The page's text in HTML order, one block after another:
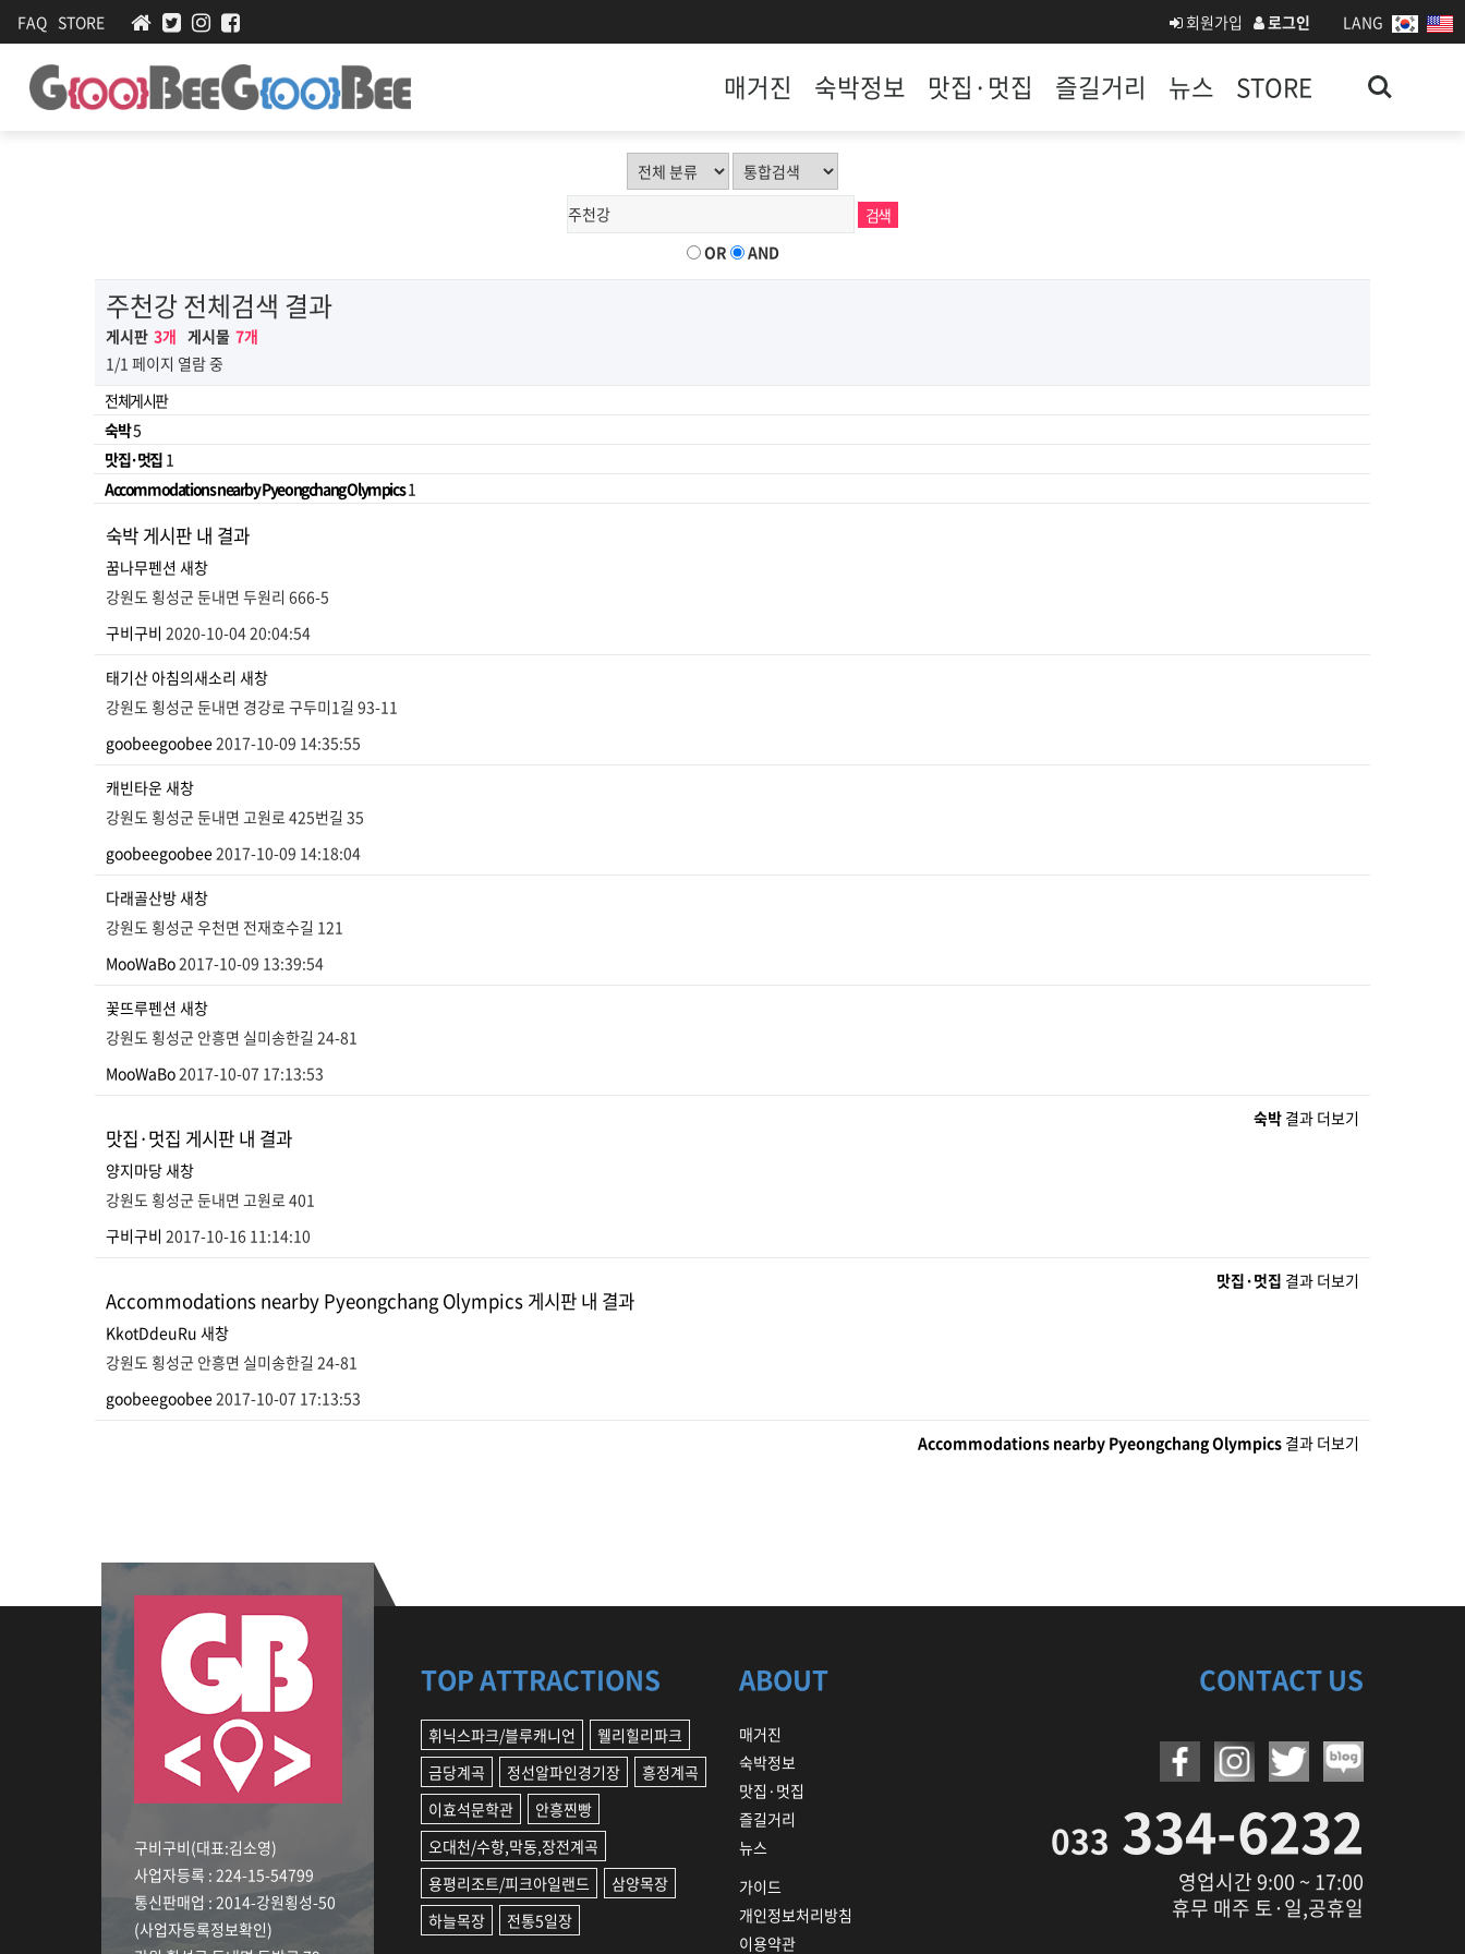
FAQ STORE LANG
회원가입 로그인
매거진 숙박정보 맛집·멋집 즐길거리 뉴스 STORE Search
OR AND
주천강 전체검색 결과
게시판 3개 게시물 7개
1/1 페이지 열람 중
전체게시판
숙박5
맛집·멋집 1
Accommodations nearby Pyeongchang Olympics1
숙박 게시판 내 결과
꿈나무펜션 새창
강원도 횡성군 둔내면 두원리 666-5
구비구비 2020-10-04 20:04:54
태기산 아침의새소리 새창
강원도 횡성군 둔내면 경강로 구두미1길 93-11
goobeegoobee2017-10-09 14:35:55
캐빈타운 새창
강원도 횡성군 둔내면 고원로 425번길 35
goobeegoobee2017-10-09 14:18:04
다래골산방새창
강원도 횡성군 우천면 전재호수길 121
MooWaBo2017-10-09 13:39:54
꽃뜨루펜션 새창
강원도 횡성군 안흥면 실미송한길 24-81
MooWaBo2017-10-07 17:13:53
숙박 결과 더보기
맛집·멋집 게시판 내 결과
양지마당새창
강원도 횡성군 둔내면 고원로 401
구비구비 2017-10-16 11:14:10
맛집·멋집 결과 더보기
Accommodations nearby Pyeongchang Olympics 게시판 내 결과
KkotDdeuRu 새창
강원도 횡성군 안흥면 실미송한길 24-81
goobeegoobee2017-10-07 17:13:53
Accommodations nearby Pyeongchang Olympics 결과 더보기
TOP ATTRACTIONS
휘닉스파크/블루캐니언
웰리힐리파크
금당계곡
정선알파인경기장
흥정계곡
이효석문학관
안흥찐빵
오대천/수항,막동,장전계곡
용평리조트/피크아일랜드
삼양목장
하늘목장
전통5일장
ABOUT
매거진
숙박정보
맛집·멋집
즐길거리
뉴스
가이드
개인정보처리방침
이용약관
CONTACT US
033 334-6232
영업시간 9:00 ~ 17:00
휴무 매주 토·일,공휴일
구비구비(대표:김소영)
사업자등록 : 224-15-54799
통신판매업 : 2014-강원횡성-50
(사업자등록정보확인)